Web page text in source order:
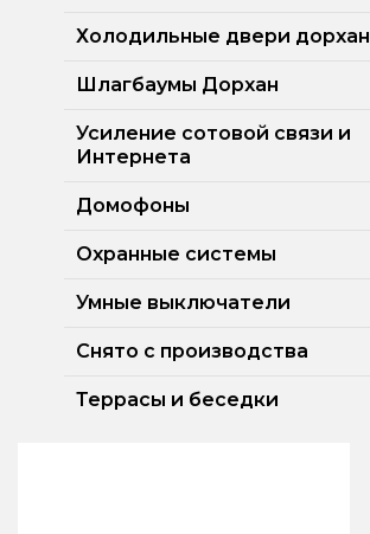
Холодильные двери дорхан
Шлагбаумы Дорхан
Усиление сотовой связи и
Интернета
Домофоны
Охранные системы
Умные выключатели
Снято с производства
Террасы и беседки